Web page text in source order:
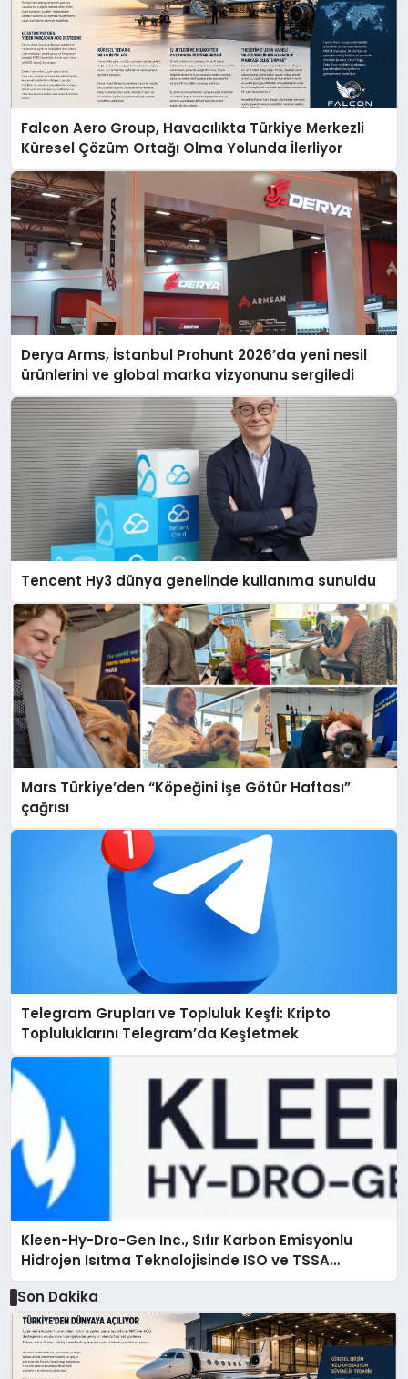
Falcon Aero Group, Havacılıkta Türkiye Merkezli
Küresel Çözüm Ortağı Olma Yolunda İlerliyor
Derya Arms, İstanbul Prohunt 2026’da yeni nesil
ürünlerini ve global marka vizyonunu sergiledi
Tencent Hy3 dünya genelinde kullanıma sunuldu
Mars Türkiye’den “Köpeğini İşe Götür Haftası”
çağrısı
Telegram Grupları ve Topluluk Keşfi: Kripto
Topluluklarını Telegram’da Keşfetmek
Kleen-Hy-Dro-Gen Inc., Sıfır Karbon Emisyonlu
Hidrojen Isıtma Teknolojisinde ISO ve TSSA
Düzenleyici Onaylarını Aldı
Son Dakika